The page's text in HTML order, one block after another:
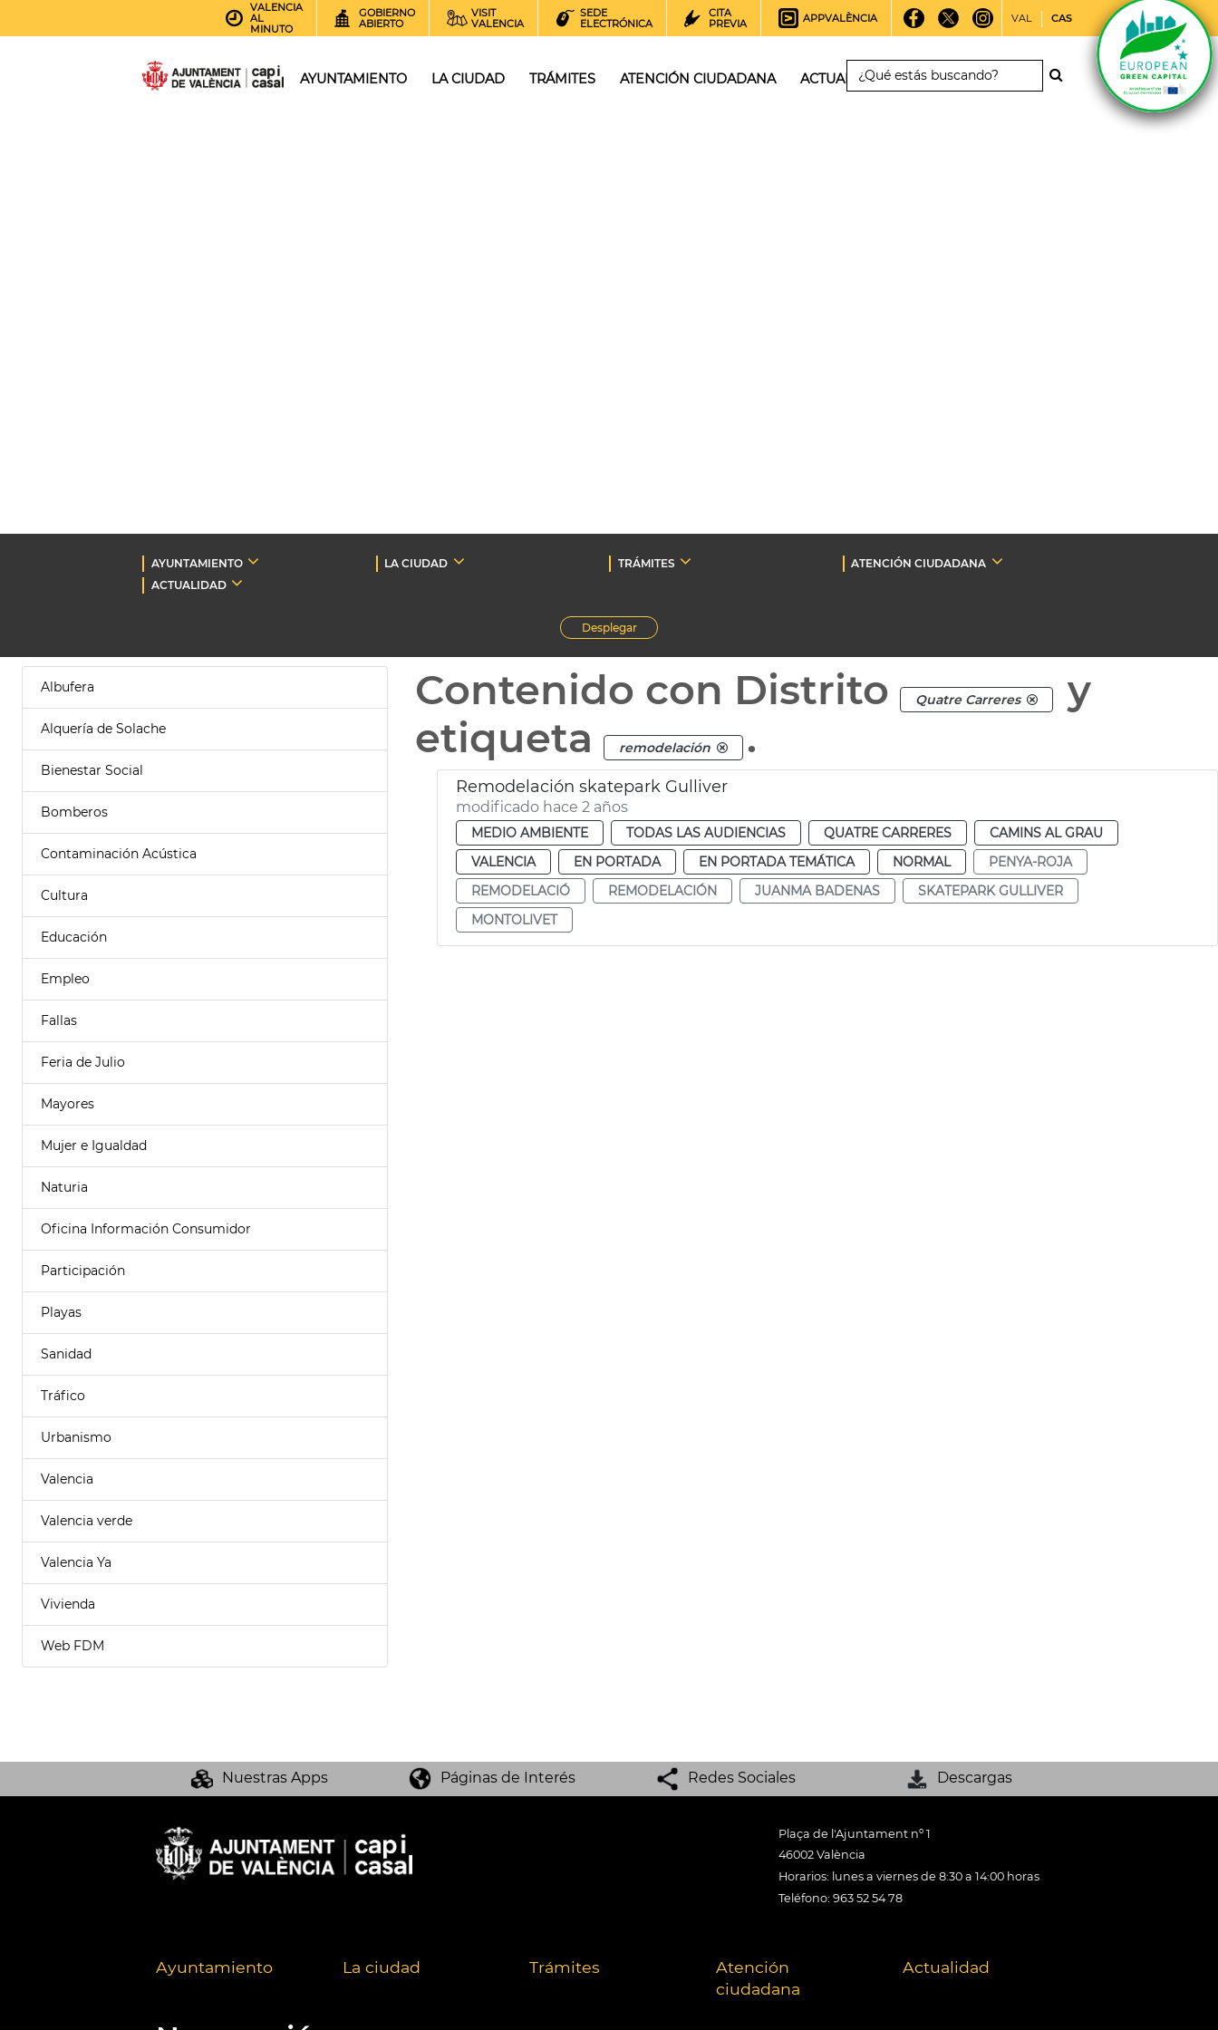
VALENCIA
AL
MINUTO
GOBIERNO
ABIERTO
VISIT
VALENCIA
SEDE
ELECTRÓNICA
CITA
PREVIA
APPVALÈNCIA VAL CAS
AYUNTAMIENTO LA CIUDAD TRÁMITES ATENCIÓN CIUDADANA ACTUALIDAD
AYUNTAMIENTO LA CIUDAD TRÁMITES
ATENCIÓN CIUDADANA
ACTUALIDAD
Desplegar
Albufera
Alquería de Solache
Bienestar Social
Bomberos
Contaminación Acústica
Cultura
Educación
Empleo
Fallas
Feria de Julio
Mayores
Mujer e Igualdad
Naturia
Oficina Información Consumidor
Participación
Playas
Sanidad
Tráfico
Urbanismo
Valencia
Valencia verde
Valencia Ya
Vivienda
Web FDM
Contenido con Distrito Quatre Carreres
y
etiqueta
remodelación .
Remodelación skatepark Gulliver
modificado hace 2 años
MEDIO AMBIENTE TODAS LAS AUDIENCIAS QUATRE CARRERES
CAMINS AL GRAU
VALENCIA
EN PORTADA EN PORTADA TEMÁTICA NORMAL
PENYA-ROJA
REMODELACIÓ
REMODELACIÓN JUANMA BADENAS
SKATEPARK GULLIVER
MONTOLIVET
Nuestras Apps Páginas de Interés Redes Sociales Descargas
Plaça de l'Ajuntament nº 1
46002 València
Horarios: lunes a viernes de 8:30 a 14:00 horas
Teléfono: 963 52 54 78
Ayuntamiento La ciudad Trámites
Atención
ciudadana
Actualidad